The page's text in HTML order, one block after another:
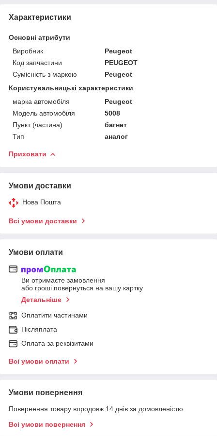
Характеристики
Основні атрибути
Виробник
Peugeot
Код запчастини
PEUGEOT
Сумісність з маркою
Peugeot
Користувальницькі характеристики
марка автомобіля
Peugeot
Модель автомобіля
5008
Пункт (частина)
багнет
Тип
аналог
Приховати
Умови доставки
Нова Пошта
Всі умови доставки
Умови оплати
Ви отримаєте замовлення
або гроші повернуться на вашу картку
Детальніше
Оплатити частинами
Післяплата
Оплата за реквізитами
Всі умови оплати
Умови повернення
Повернення товару впродовж 14 днів за домовленістю
Всі умови повернення